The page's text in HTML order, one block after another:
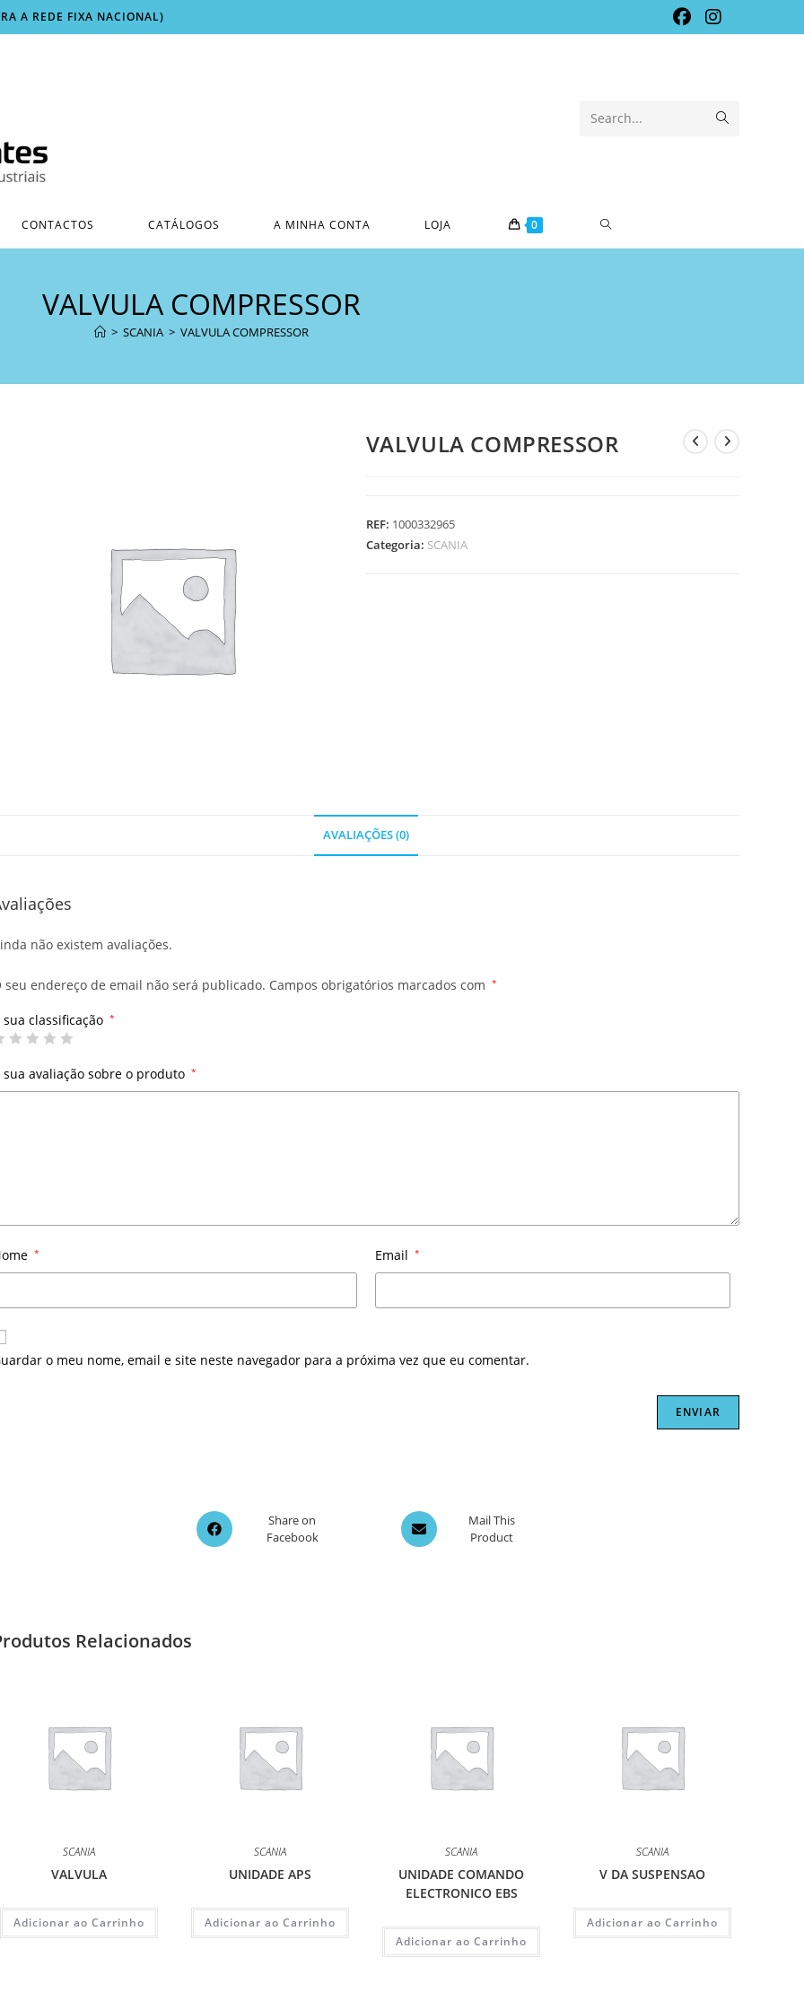
A REDE FIXA NACIONAL)
Search...
CONTACTOS CATÁLOGOS A MINHA CONTA LOJA 0 TOGGLE
VALVULA COMPRESSOR
> SCANIA > VALVULA COMPRESSOR
VALVULA COMPRESSOR
REF: 1000332965
Categoria: SCANIA
AVALIAÇÕES (0)
não existem avaliações.
seu endereço de email não será publicado. Campos obrigatórios marcados com *
sua classificação *
sua avaliação sobre o produto *
* Email *
o meu nome, email e site neste navegador para a próxima vez que eu comentar.
Opens
in
Share on
Facebook
Opens
in
Mail This
Product
Relacionados
SCANIA
VALVULA
Adicionar ao Carrinho
SCANIA
UNIDADE APS
Adicionar ao Carrinho
SCANIA
UNIDADE COMANDO
ELECTRONICO EBS
Adicionar ao Carrinho
SCANIA
V DA SUSPENSAO
Adicionar ao Carrinho